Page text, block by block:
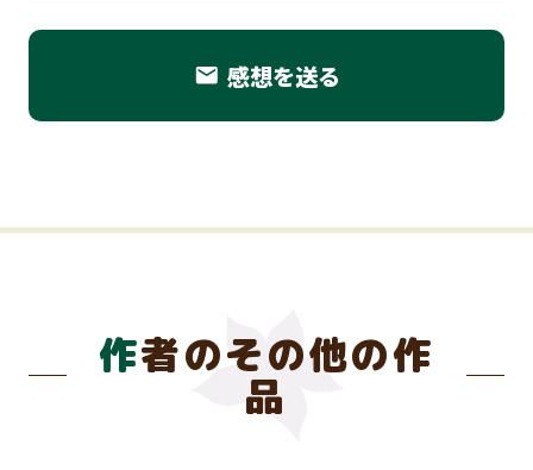
email 感想を送る
作者のその他の作
品